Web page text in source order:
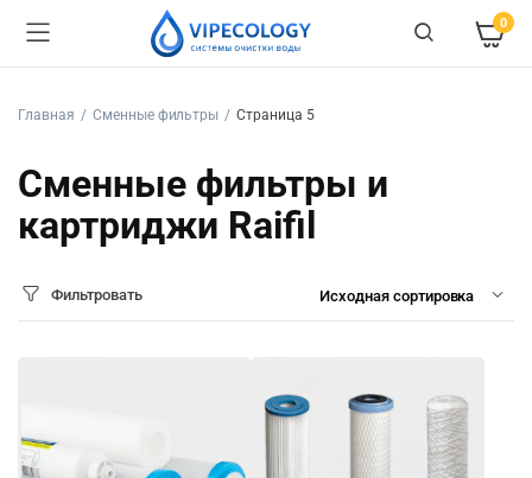
0
Главная Сменные фильтры Страница 5
Сменные фильтры и
картриджи Raifil
Фильтровать